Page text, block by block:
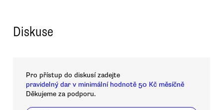
Diskuse
Pro přístup do diskusí zadejte
pravidelný dar v minimální hodnotě 50 Kč měsíčně
Děkujeme za podporu.